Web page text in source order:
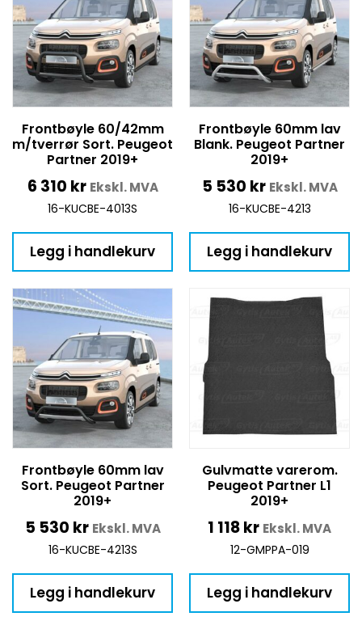
Frontbøyle 60/42mm
m/tverrør Sort. Peugeot
Partner 2019+
6 310 kr Ekskl. MVA
16-KUCBE-4013S
Legg i handlekurv
Frontbøyle 60mm lav
Blank. Peugeot Partner
2019+
5 530 kr Ekskl. MVA
16-KUCBE-4213
Legg i handlekurv
Frontbøyle 60mm lav
Sort. Peugeot Partner
2019+
5 530 kr Ekskl. MVA
16-KUCBE-4213S
Legg i handlekurv
Gulvmatte varerom.
Peugeot Partner L1
2019+
1 118kr Ekskl. MVA
12-GMPPA-019
Legg i handlekurv